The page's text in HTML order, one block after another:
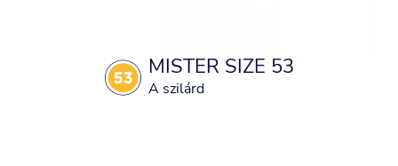
MISTER SIZE 53
A szilárd